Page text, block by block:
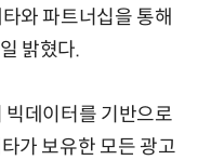
와 파트너십을 통해
밝혔다.
빅데이터를 기반으로
가 보유한 모든 광고